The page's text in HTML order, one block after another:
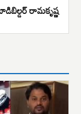
రామకృష్ణ